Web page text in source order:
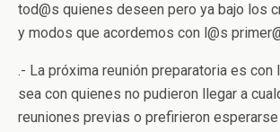
tod@s quienes deseen pero ya bajo los
y modos que acordemos con l@s
.- La próxima reunión preparatoria es con
sea con quienes no pudieron llegar a
reuniones previas o prefirieron